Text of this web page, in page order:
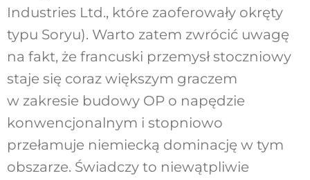
Industries Ltd., które zaoferowały okręty
typu Soryu). Warto zatem zwrócić uwagę
na fakt, że francuski przemysł stoczniowy
staje się coraz większym graczem
w zakresie budowy OP o napędzie
konwencjonalnym i stopniowo
przełamuje niemiecką dominację w tym
obszarze. Świadczy to niewątpliwie